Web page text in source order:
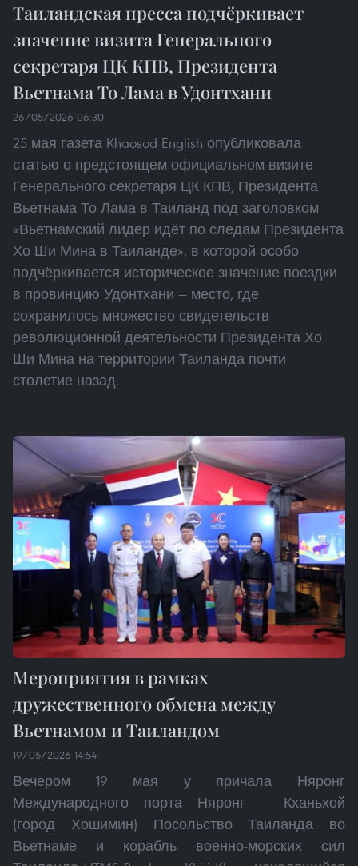
Таиландская пресса подчёркивает
значение визита Генерального
секретаря ЦК КПВ, Президента
Вьетнама То Лама в Удонтхани
26/05/2026 06:30
25 мая газета Khaosod English опубликовала
статью о предстоящем официальном визите
Генерального секретаря ЦК КПВ, Президента
Вьетнама То Лама в Таиланд под заголовком
«Вьетнамский лидер идёт по следам Президента
Хо Ши Мина в Таиланде», в которой особо
подчёркивается историческое значение поездки
в провинцию Удонтхани — место, где
сохранилось множество свидетельств
революционной деятельности Президента Хо
Ши Мина на территории Таиланда почти
столетие назад.
Мероприятия в рамках
дружественного обмена между
Вьетнамом и Таиландом
19/05/2026 14:54
Вечером 19 мая у причала Няронг
Международного порта Няронг – Кханьхой
(город Хошимин) Посольство Таиланда во
Вьетнаме и корабль военно-морских сил